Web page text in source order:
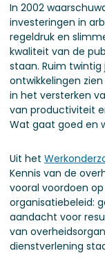
In 2002
investeringen in
regeldruk en
kwaliteit van de
staan. Ruim
ontwikkelingen
in het versterken
van productiviteit
Wat gaat goed en
Uit het
Kennis van de
vooral voordoen
organisatiebeleid:
aandacht voor
van
dienstverlening